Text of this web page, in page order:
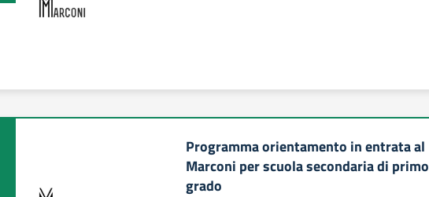
Programma orientamento in entrata al
Marconi per scuola secondaria di primo
grado